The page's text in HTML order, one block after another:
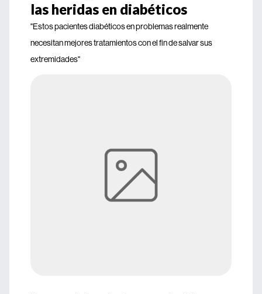
las heridas en diabéticos
"Estos pacientes diabéticos en problemas realmente
necesitan mejores tratamientos con el fin de salvar sus
extremidades"